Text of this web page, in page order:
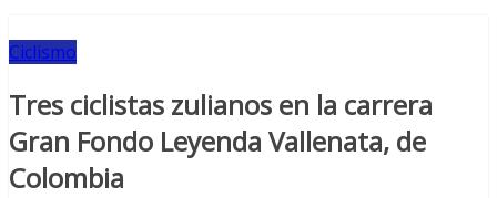
Ciclismo
Tres ciclistas zulianos en la carrera
Gran Fondo Leyenda Vallenata, de
Colombia